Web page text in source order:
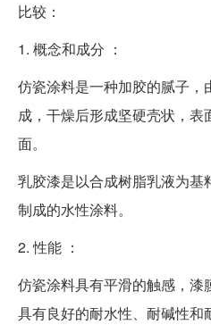
比较：
1. 概念和成分 ：
仿瓷涂料是一种加胶的腻子，
成，干燥后形成坚硬壳状，表
面。
乳胶漆是以合成树脂乳液为基
制成的水性涂料。
2. 性能 ：
仿瓷涂料具有平滑的触感，漆
具有良好的耐水性、耐碱性和